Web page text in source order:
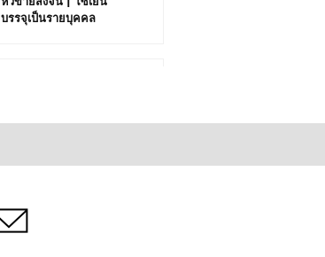
บรรจุเป็นรายบุคคล